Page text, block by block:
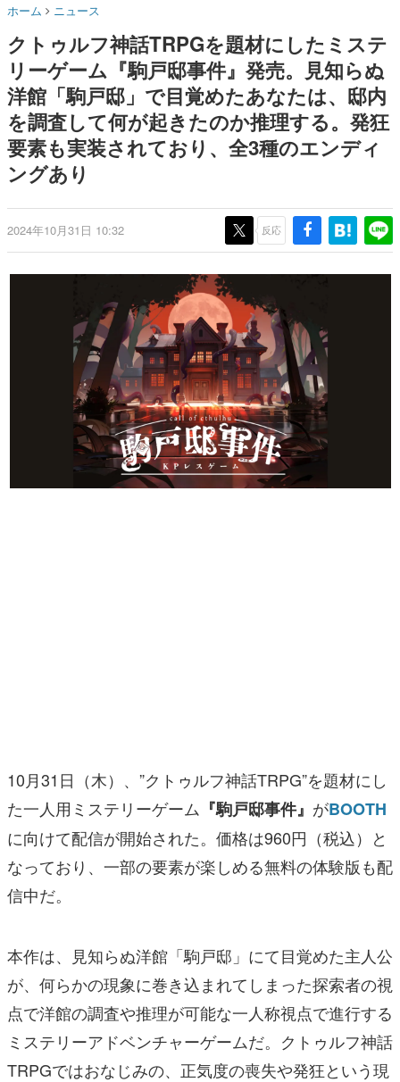
名作ゲームクリエイターの方々に製作時のエピソードをお
きます。
赫本
この物語を解いてはいけない。『赫本』は、〈試験問題〉
の形をした短編ホラー小説集です。
新世代に訊く
これからのデジタルゲーム市場を担う若きクリエイター達
ゲーム世代の作家たち
ゲームに多大な影響を受けた作家さんに取材し、ゲームが
日本のコンテンツ産業やカルチャーに与えた影響を探る企
画です。
日本モバイルゲーム産業史
日本のモバイルゲーム史における主要なトピック・タイト
ルを網羅するほか、開発者へのインタビューや識者による
解説を掲載。約20年の歴史が一望できる決定版！
若ゲのいたり〜ゲームクリエイターの青春〜
『うつヌケ』『ペンと箸』等で知られるマンガ家・田中圭
一先生によるゲーム業界レポートマンガです。
なんでゲームは面白い？
ゲーム開発者・hamatsu氏がゲームの魅力を画面や操作の
具体的な形から解き明かしていく、硬派で骨太な評論連載
です。
その他
電ファミニコゲーマーとは？
運営：株式会社マレ
対応しSNSで話題に。『キング
ダム・カム』開発元やチェコの
プロ野球選手から称賛の声
ホーム ニュース
クトゥルフ神話TRPGを題材にしたミステ
リーゲーム『駒戸邸事件』発売。見知らぬ
洋館「駒戸邸」で目覚めたあなたは、邸内
を調査して何が起きたのか推理する。発狂
要素も実装されており、全3種のエンディ
ングあり
2024年10月31日 10:32 反応
10月31日（木）、”クトゥルフ神話TRPG”を題材にし
た一人用ミステリーゲーム 『駒戸邸事件』 がBOOTH
に向けて配信が開始された。価格は960円（税込）と
なっており、一部の要素が楽しめる無料の体験版も配
信中だ。
本作は、見知らぬ洋館「駒戸邸」にて目覚めた主人公
が、何らかの現象に巻き込まれてしまった探索者の視
点で洋館の調査や推理が可能な一人称視点で進行する
ミステリーアドベンチャーゲームだ。クトゥルフ神話
TRPGではおなじみの、正気度の喪失や発狂という現